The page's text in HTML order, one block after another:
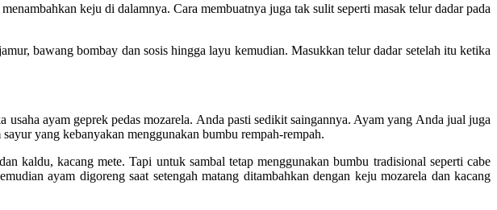
keju di dalamnya. Cara membuatnya juga tak sulit seperti masak telur dadar pada
bawang bombay dan sosis hingga layu kemudian. Masukkan telur dadar setelah itu ketika
ayam geprek pedas mozarela. Anda pasti sedikit saingannya. Ayam yang Anda jual juga
yang kebanyakan menggunakan bumbu rempah-rempah.
kaldu, kacang mete. Tapi untuk sambal tetap menggunakan bumbu tradisional seperti cabe
ayam digoreng saat setengah matang ditambahkan dengan keju mozarela dan kacang